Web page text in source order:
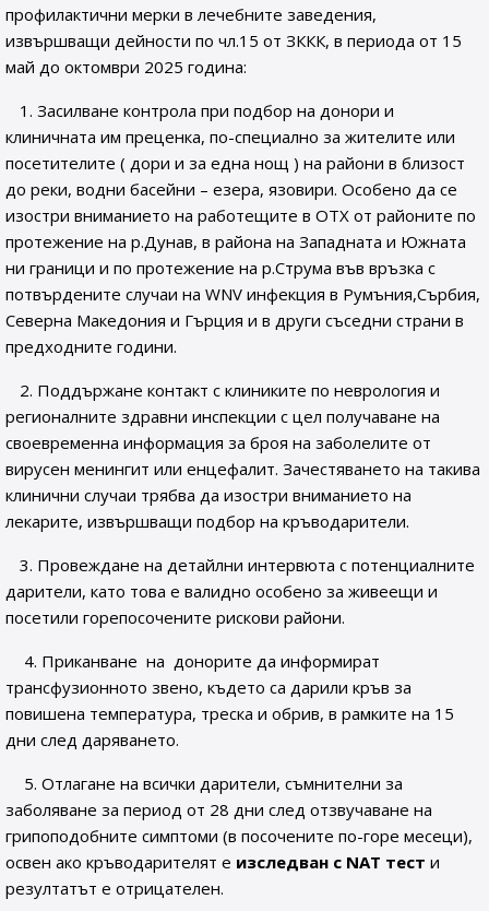
профилактични мерки в лечебните заведения,
извършващи дейности по чл.15 от ЗККК, в периода от 15
май до октомври 2025 година:
1. Засилване контрола при подбор на донори и
клиничната им преценка, по-специално за жителите или
посетителите ( дори и за една нощ ) на райони в близост
до реки, водни басейни – езера, язовири. Особено да се
изостри вниманието на работещите в ОТХ от районите по
протежение на р.Дунав, в района на Западната и Южната
ни граници и по протежение на р.Струма във връзка с
потвърдените случаи на WNV инфекция в Румъния,Сърбия,
Северна Македония и Гърция и в други съседни страни в
предходните години.
2. Поддържане контакт с клиниките по неврология и
регионалните здравни инспекции с цел получаване на
своевременна информация за броя на заболелите от
вирусен менингит или енцефалит. Зачестяването на такива
клинични случаи трябва да изостри вниманието на
лекарите, извършващи подбор на кръводарители.
3. Провеждане на детайлни интервюта с потенциалните
дарители, като това е валидно особено за живеещи и
посетили горепосочените рискови райони.
4. Приканване на донорите да информират
трансфузионното звено, където са дарили кръв за
повишена температура, треска и обрив, в рамките на 15
дни след даряването.
5. Отлагане на всички дарители, съмнителни за
заболяване за период от 28 дни след отзвучаване на
грипоподобните симптоми (в посочените по-горе месеци),
освен ако кръводарителят е изследван с NAT тест и
резултатът е отрицателен.